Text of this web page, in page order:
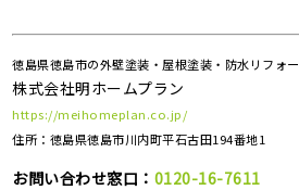
徳島県徳島市の外壁塗装・屋根塗装・防水リフォ
株式会社明ホームプラン
https://meihomeplan.co.jp/
住所：徳島県徳島市川内町平石古田194番地1
お問い合わせ窓口： 0120-16-7611